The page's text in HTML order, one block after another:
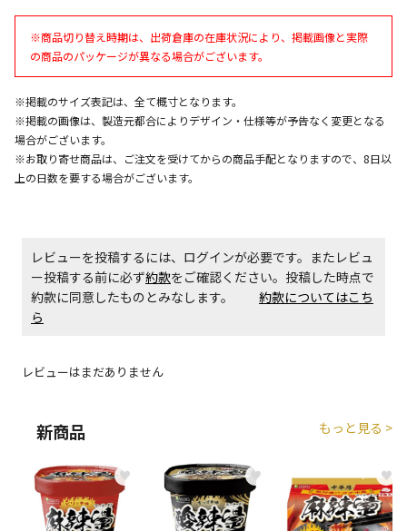
エアコンの取付工事が必要な商品です。別途費用が発
生する場合がございます。
商品購入個数ごとに送料がかかる商品です
※商品切り替え時期は、出荷倉庫の在庫状況により、掲載画像と実際
の商品のパッケージが異なる場合がございます。
※掲載のサイズ表記は、全て概寸となります。
※掲載の画像は、製造元都合によりデザイン・仕様等が予告なく変更となる
場合がございます。
※お取り寄せ商品は、ご注文を受けてからの商品手配となりますので、8日以
上の日数を要する場合がございます。
レビューを投稿するには、ログインが必要です。またレビュ
ー投稿する前に必ず約款をご確認ください。投稿した時点で
約款に同意したものとみなします。 約款についてはこち
ら
レビューはまだありません
新商品 もっと見る >
♥ ♥ ♥